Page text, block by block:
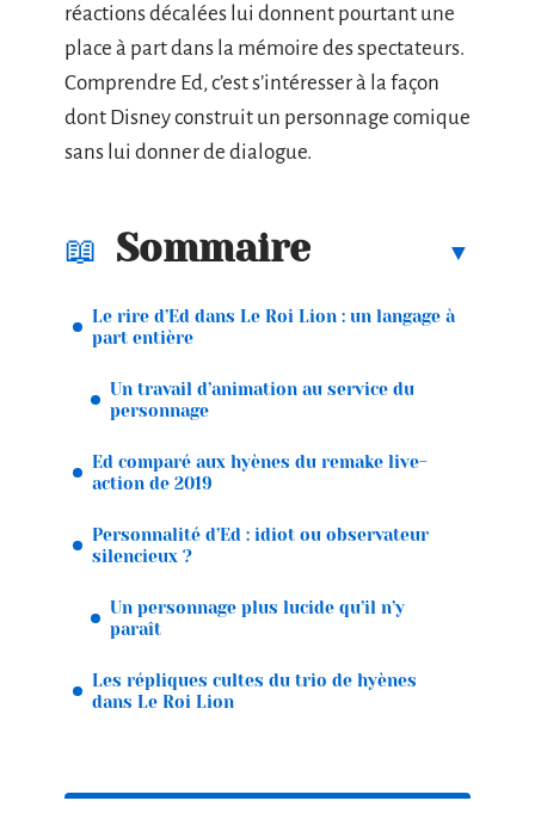
réactions décalées lui donnent pourtant une
place à part dans la mémoire des spectateurs.
Comprendre Ed, c’est s’intéresser à la façon
dont Disney construit un personnage comique
sans lui donner de dialogue.
Sommaire
Le rire d’Ed dans Le Roi Lion : un langage à
part entière
Un travail d’animation au service du
personnage
Ed comparé aux hyènes du remake live-
action de 2019
Personnalité d’Ed : idiot ou observateur
silencieux ?
Un personnage plus lucide qu’il n’y
paraît
Les répliques cultes du trio de hyènes
dans Le Roi Lion